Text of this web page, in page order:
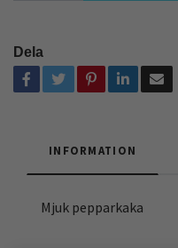
Dela
INFORMATION
Mjuk pepparkaka